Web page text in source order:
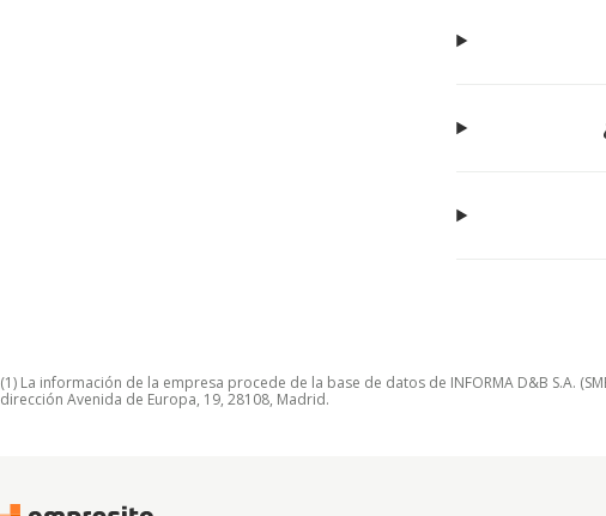
(1) La información de la empresa procede de la base de datos de INFORMA D&B S.A.
dirección Avenida de Europa, 19, 28108, Madrid.